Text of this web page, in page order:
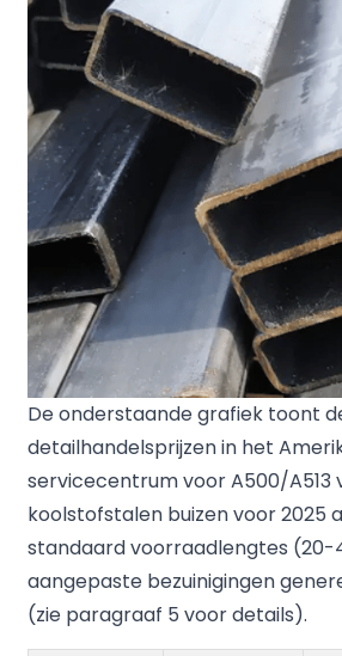
De onderstaande grafiek toont
detailhandelsprijzen in het
servicecentrum voor A500/A513
koolstofstalen buizen voor 2025
standaard voorraadlengtes (20-
aangepaste bezuinigingen
(zie paragraaf 5 voor details).